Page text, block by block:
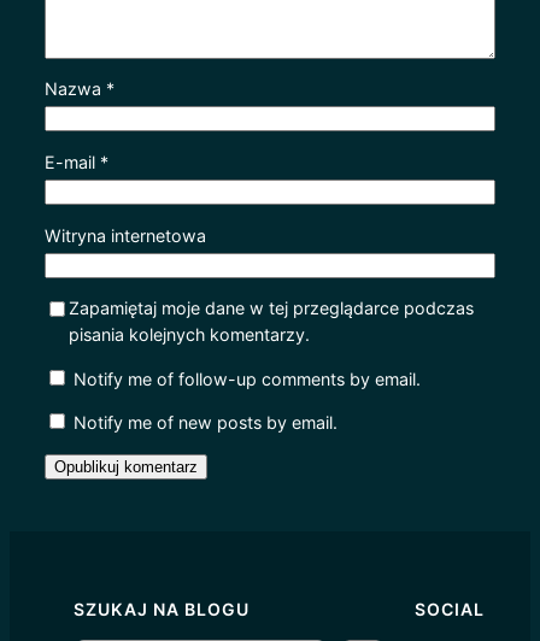
Nazwa *
E-mail *
Witryna internetowa
Zapamiętaj moje dane w tej przeglądarce podczas
pisania kolejnych komentarzy.
Notify me of follow-up comments by email.
Notify me of new posts by email.
SZUKAJ NA BLOGU SOCIAL